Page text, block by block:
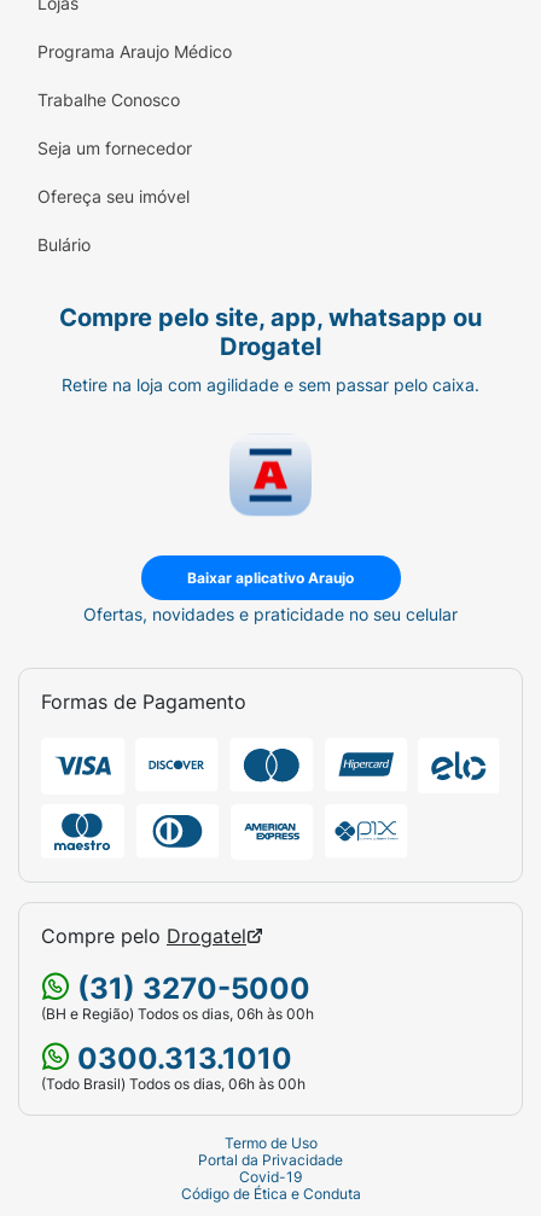
Programa Araujo Médico
Trabalhe Conosco
Seja um fornecedor
Ofereça seu imóvel
Bulário
Compre pelo site, app, whatsapp ou
Drogatel
Retire na loja com agilidade e sem passar pelo caixa.
Baixar aplicativo Araujo
Ofertas, novidades e praticidade no seu celular
Formas de Pagamento
Compre pelo Drogatel
(31) 3270-5000
(BH e Região) Todos os dias, 06h às 00h
0300.313.1010
(Todo Brasil) Todos os dias, 06h às 00h
Termo de Uso
Portal da Privacidade
Covid-19
Código de Ética e Conduta